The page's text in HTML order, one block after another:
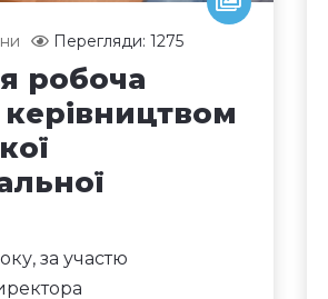
Перегляди: 1275
робоча
за участю